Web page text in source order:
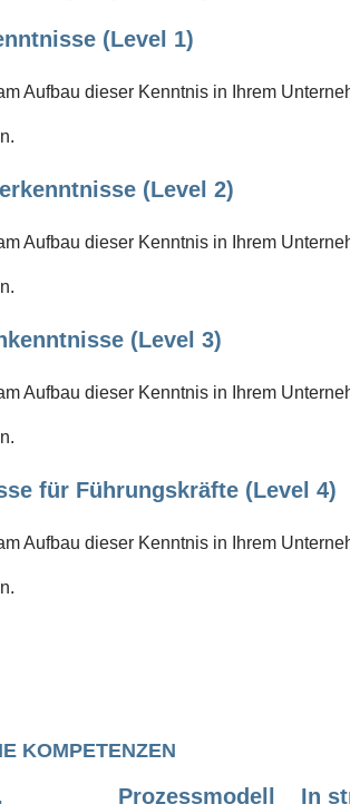
(Level 1)
Aufbau dieser Kenntnis in Ihrem
(Level 2)
Aufbau dieser Kenntnis in Ihrem
(Level 3)
Aufbau dieser Kenntnis in Ihrem
für Führungskräfte (Level 4)
Aufbau dieser Kenntnis in Ihrem
KOMPETENZEN
Prozessmodell
In